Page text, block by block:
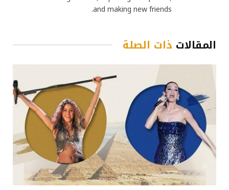
and making new friends.
المقالات ذات الصلة